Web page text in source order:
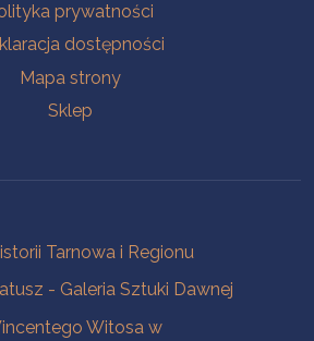
prywatności
dostępności
Mapa strony
Sklep
Tarnowa i Regionu
- Galeria Sztuki Dawnej
Witosa w